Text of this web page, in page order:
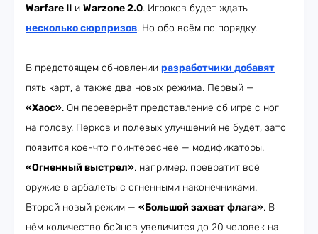
Warfare II и Warzone 2.0. Игроков будет ждать
несколько сюрпризов. Но обо всём по порядку.
В предстоящем обновлении разработчики добавят
пять карт, а также два новых режима. Первый —
«Хаос». Он перевернёт представление об игре с ног
на голову. Перков и полевых улучшений не будет, зато
появится кое-что поинтереснее — модификаторы.
«Огненный выстрел», например, превратит всё
оружие в арбалеты с огненными наконечниками.
Второй новый режим — «Большой захват флага». В
нём количество бойцов увеличится до 20 человек на